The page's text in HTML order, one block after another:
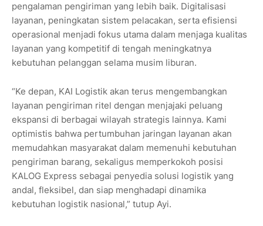
pengalaman pengiriman yang lebih baik. Digitalisasi
layanan, peningkatan sistem pelacakan, serta efisiensi
operasional menjadi fokus utama dalam menjaga kualitas
layanan yang kompetitif di tengah meningkatnya
kebutuhan pelanggan selama musim liburan.
“Ke depan, KAI Logistik akan terus mengembangkan
layanan pengiriman ritel dengan menjajaki peluang
ekspansi di berbagai wilayah strategis lainnya. Kami
optimistis bahwa pertumbuhan jaringan layanan akan
memudahkan masyarakat dalam memenuhi kebutuhan
pengiriman barang, sekaligus memperkokoh posisi
KALOG Express sebagai penyedia solusi logistik yang
andal, fleksibel, dan siap menghadapi dinamika
kebutuhan logistik nasional,” tutup Ayi.